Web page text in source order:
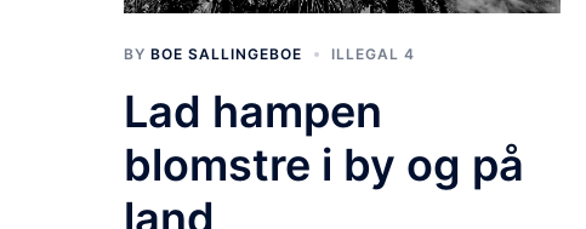
BY BOE SALLINGEBOE ILLEGAL 4
Lad hampen
blomstre i by og på
land